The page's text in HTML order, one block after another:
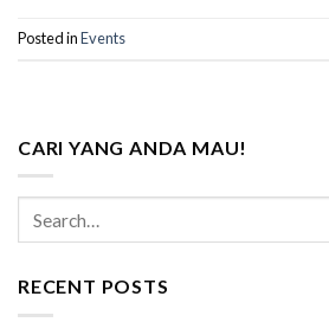
Posted inEvents
CARI YANG ANDA MAU!
RECENT POSTS